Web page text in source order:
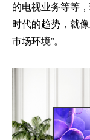
的电视业务等等
时代的趋势，就
市场环境”。